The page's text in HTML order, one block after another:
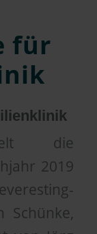
für
die
2019
Schünke,